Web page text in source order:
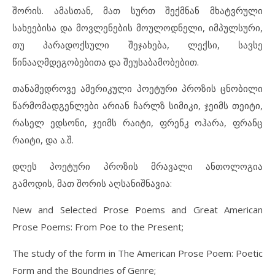
შორის. ამასთან, მათ სურთ შექმნან მხატვრული
სახეებისა და მოვლენების მოულოდნელი, იმპულსური,
თუ პარადოქსული შეჯახება, ლექსი, სავსე
წინააღმდეგობებითა და შეუსაბამობებით.
თანამედროვე ამერიკული პოეტური პროზის ცნობილი
წარმომადგენლები არიან ჩარლზ სიმიკი, ჯეიმს თეიტი,
რასელ ედსონი, ჯეიმს რაიტი, ფრენკ ოჰარა, ფრანც
რაიტი, და ა.შ.
დღეს პოეტური პროზის მრავალი ანთოლოგია
გამოდის, მათ შორის აღსანიშნავია:
New and Selected Prose Poems and Great American
Prose Poems: From Poe to the Present;
The study of the form in The American Prose Poem: Poetic
Form and the Boundries of Genre;